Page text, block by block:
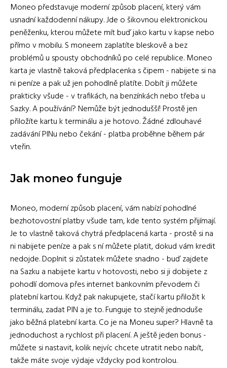
Moneo představuje moderní způsob placení, který vám
usnadní každodenní nákupy. Jde o šikovnou elektronickou
peněženku, kterou můžete mít buď jako kartu v kapse nebo
přímo v mobilu. S moneem zaplatíte bleskově a bez
problémů u spousty obchodníků po celé republice. Moneo
karta je vlastně taková předplacenka s čipem - nabijete si na
ni peníze a pak už jen pohodlně platíte. Dobít ji můžete
prakticky všude - v trafikách, na benzínkách nebo třeba u
Sazky. A používání? Nemůže být jednodušší! Prostě jen
přiložíte kartu k terminálu a je hotovo. Žádné zdlouhavé
zadávání PINu nebo čekání - platba proběhne během pár
vteřin.
Jak moneo funguje
Moneo, moderní způsob placení, vám nabízí pohodlné
bezhotovostní platby všude tam, kde tento systém přijímají.
Je to vlastně taková chytrá předplacená karta - prostě si na
ni nabijete peníze a pak s ní můžete platit, dokud vám kredit
nedojde. Doplnit si zůstatek můžete snadno - buď zajdete
na Sazku a nabijete kartu v hotovosti, nebo si ji dobijete z
pohodlí domova přes internet bankovním převodem či
platební kartou. Když pak nakupujete, stačí kartu přiložit k
terminálu, zadat PIN a je to. Funguje to stejně jednoduše
jako běžná platební karta. Co je na Moneu super? Hlavně ta
jednoduchost a rychlost při placení. A ještě jeden bonus -
můžete si nastavit, kolik nejvíc chcete utratit nebo nabít,
takže máte svoje výdaje vždycky pod kontrolou.